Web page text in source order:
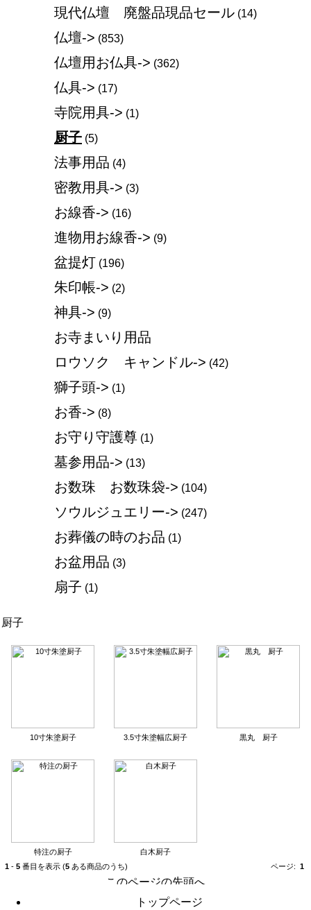
現代仏壇 廃盤品現品セール (14)
仏壇-> (853)
仏壇用お仏具-> (362)
仏具-> (17)
寺院用具-> (1)
厨子 (5)
法事用品 (4)
密教用具-> (3)
お線香-> (16)
進物用お線香-> (9)
盆提灯 (196)
朱印帳-> (2)
神具-> (9)
お寺まいり用品
ロウソク キャンドル-> (42)
獅子頭-> (1)
お香-> (8)
お守り守護尊 (1)
墓参用品-> (13)
お数珠 お数珠袋-> (104)
ソウルジュエリー-> (247)
お葬儀の時のお品 (1)
お盆用品 (3)
扇子 (1)
厨子
10寸朱塗厨子 3.5寸朱塗幅広厨子 黒丸 厨子
特注の厨子
白木厨子
1 - 5 番目を表示 (5 ある商品のうち) ページ: 1
トップページ